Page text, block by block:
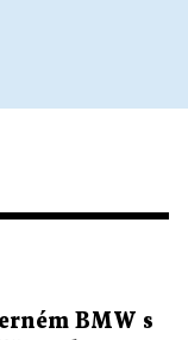
BMW s